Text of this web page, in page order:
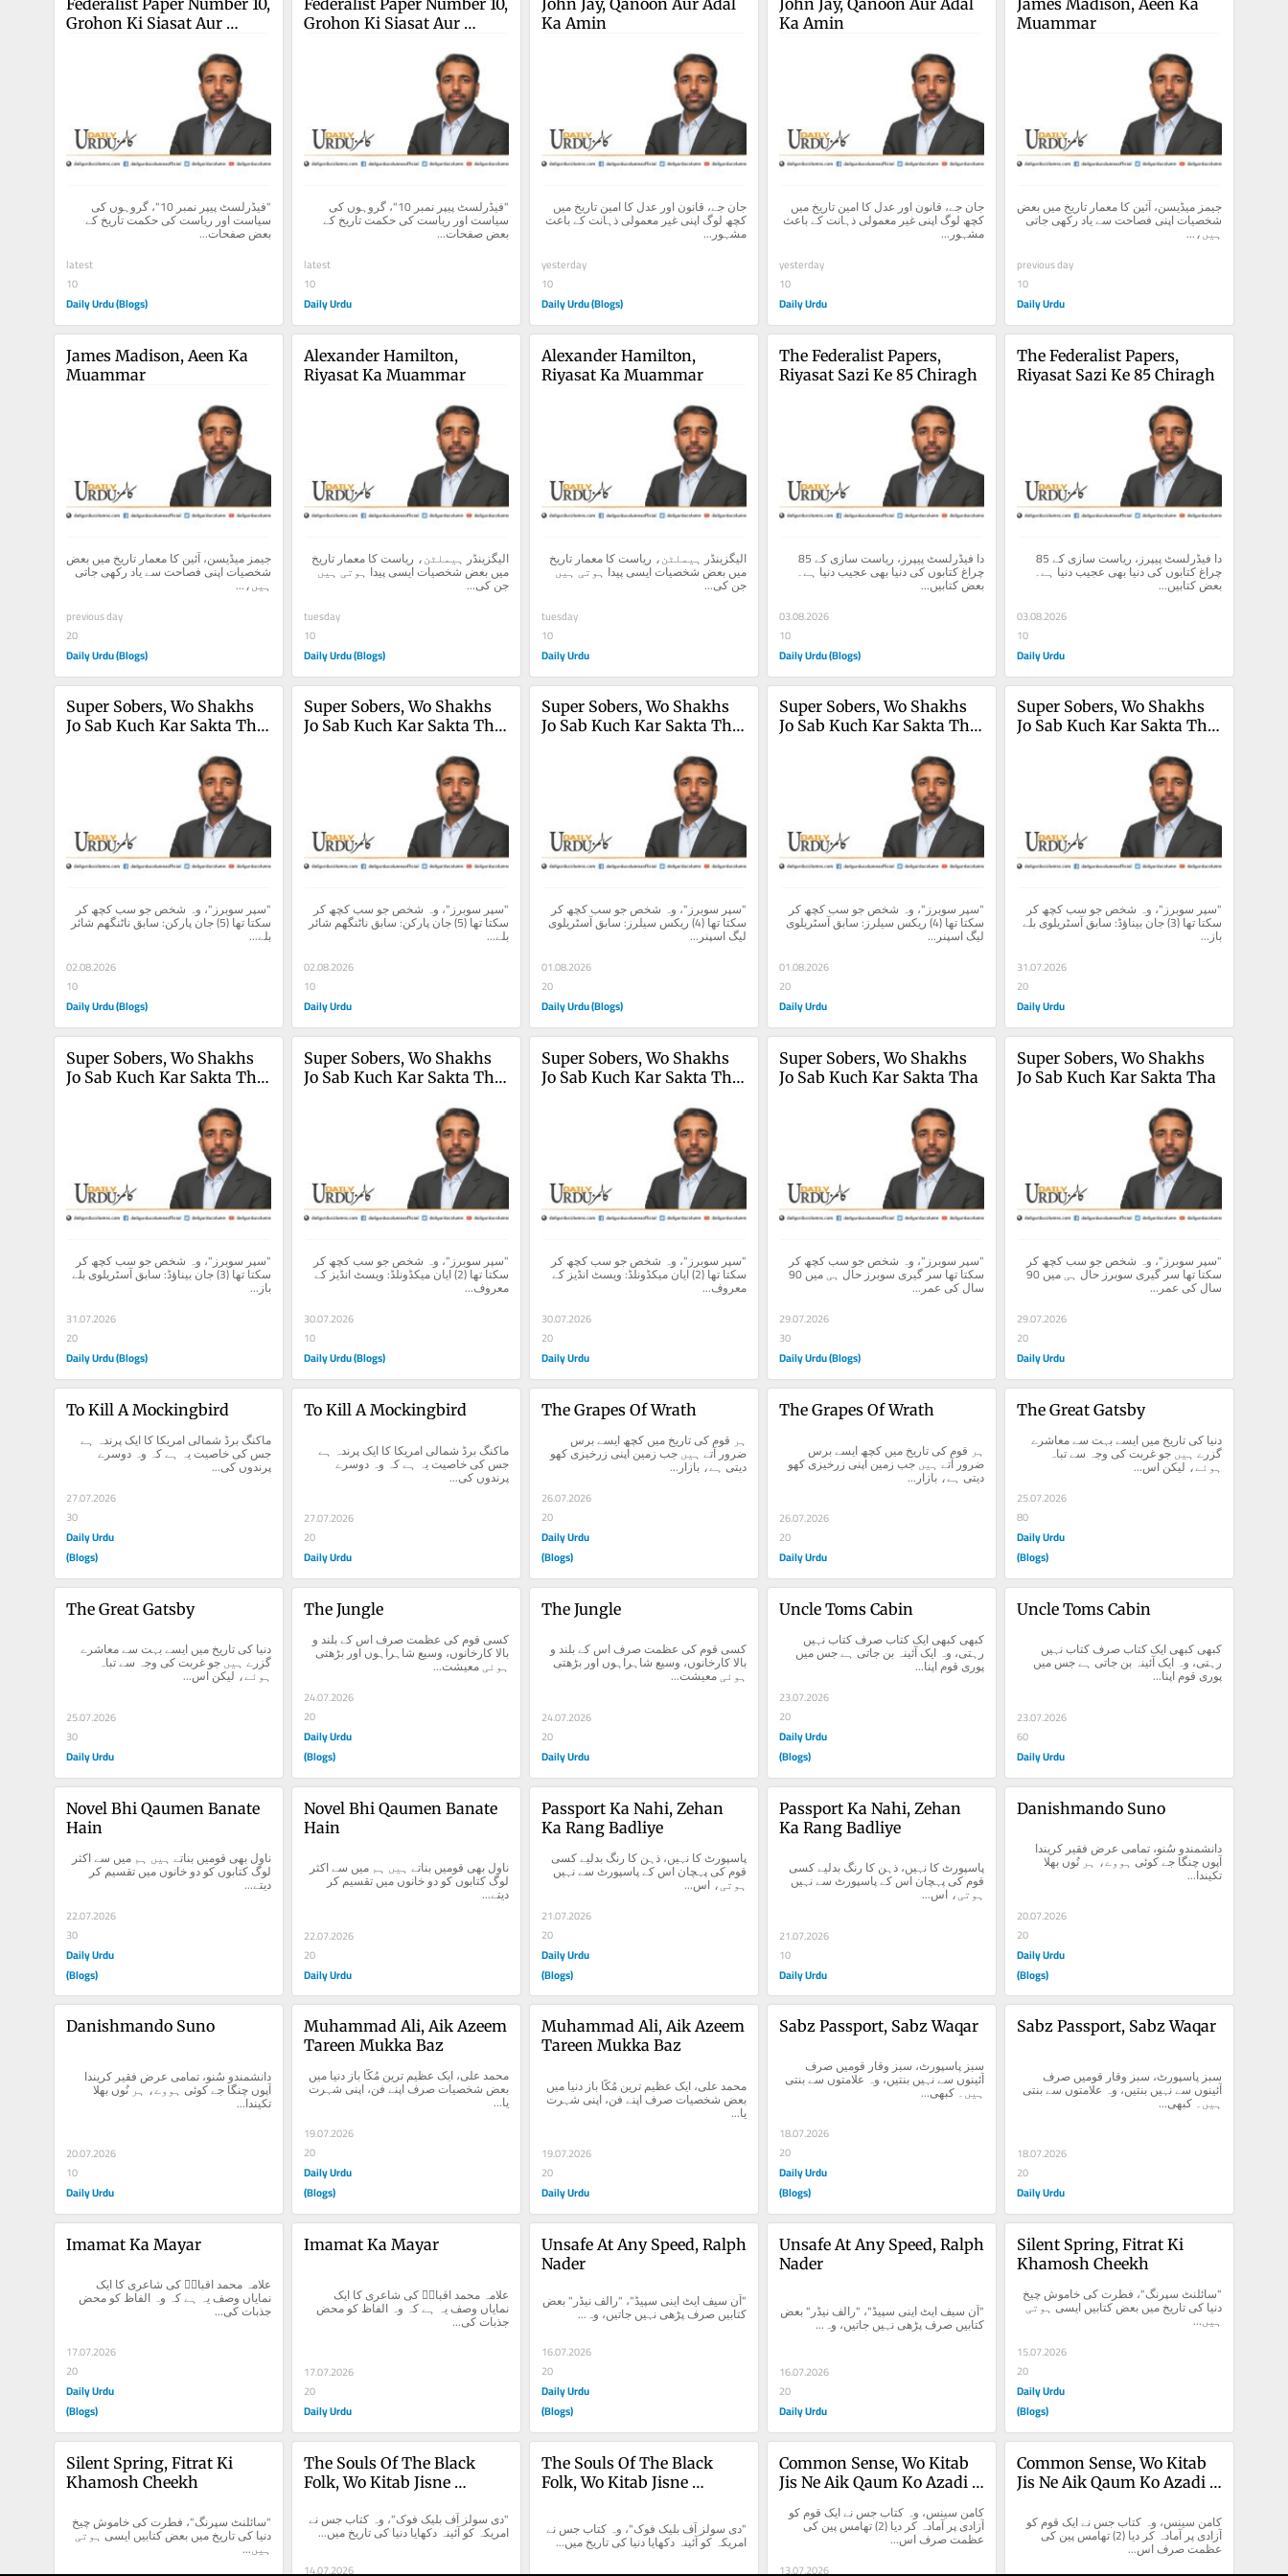
Grohon Ki Siasat Aur
"فیڈرلسٹ پیپر نمبر 10"، گروہوں کی
سیاست اور ریاست کی حکمت تاریخ کے
بعض صفحات...
latest
10
Daily Urdu (Blogs)
Grohon Ki Siasat Aur
"فیڈرلسٹ پیپر نمبر 10"، گروہوں کی
سیاست اور ریاست کی حکمت تاریخ کے
بعض صفحات...
latest
10
Daily Urdu
Ka Amin
کچھ لوگ اپنی غیر معمولی ذہانت کے باعث
مشہور...
yesterday
10
Daily Urdu (Blogs)
Ka Amin
کچھ لوگ اپنی غیر معمولی ذہانت کے باعث
مشہور...
yesterday
10
Daily Urdu
Muammar
جیمز میڈیسن، آئین کا معمار تاریخ میں بعض
شخصیات اپنی فصاحت سے یاد رکھی جاتی
ہیں،...
previous day
10
Daily Urdu
James Madison, Aeen Ka
Muammar
جیمز میڈیسن، آئین کا معمار تاریخ میں بعض
شخصیات اپنی فصاحت سے یاد رکھی جاتی
ہیں،...
previous day
20
Daily Urdu (Blogs)
Alexander Hamilton,
Riyasat Ka Muammar
میں بعض شخصیات ایسی پیدا ہوتی ہیں
جن کی...
tuesday
10
Daily Urdu (Blogs)
Alexander Hamilton,
Riyasat Ka Muammar
میں بعض شخصیات ایسی پیدا ہوتی ہیں
جن کی...
tuesday
10
Daily Urdu
The Federalist Papers,
Riyasat Sazi Ke 85 Chiragh
دا فیڈرلسٹ پیپرز، ریاست سازی کے 85
بعض کتابیں...
03.08.2026
10
Daily Urdu (Blogs)
The Federalist Papers,
Riyasat Sazi Ke 85 Chiragh
دا فیڈرلسٹ پیپرز، ریاست سازی کے 85
بعض کتابیں...
03.08.2026
10
Daily Urdu
Super Sobers, Wo Shakhs
Jo Sab Kuch Kar Sakta Tha
"سپر سوبرز"، وہ شخص جو سب کچھ کر
سکتا تھا (5) جان پارکن: سابق ناٹنگھم شائر
بلے...
02.08.2026
10
Daily Urdu (Blogs)
Super Sobers, Wo Shakhs
Jo Sab Kuch Kar Sakta Tha
"سپر سوبرز"، وہ شخص جو سب کچھ کر
سکتا تھا (5) جان پارکن: سابق ناٹنگھم شائر
بلے...
02.08.2026
10
Daily Urdu
Super Sobers, Wo Shakhs
Jo Sab Kuch Kar Sakta Tha
"سپر سوبرز"، وہ شخص جو سب کچھ کر
سکتا تھا (4) ریکس سیلرز: سابق آسٹریلوی
لیگ اسپنر...
01.08.2026
20
Daily Urdu (Blogs)
Super Sobers, Wo Shakhs
Jo Sab Kuch Kar Sakta Tha
"سپر سوبرز"، وہ شخص جو سب کچھ کر
سکتا تھا (4) ریکس سیلرز: سابق آسٹریلوی
لیگ اسپنر...
01.08.2026
20
Daily Urdu
Super Sobers, Wo Shakhs
Jo Sab Kuch Kar Sakta Tha
"سپر سوبرز"، وہ شخص جو سب کچھ کر
سکتا تھا (3) جان بیناؤڈ: سابق آسٹریلوی بلے
باز...
31.07.2026
20
Daily Urdu
Super Sobers, Wo Shakhs
Jo Sab Kuch Kar Sakta Tha
"سپر سوبرز"، وہ شخص جو سب کچھ کر
سکتا تھا (3) جان بیناؤڈ: سابق آسٹریلوی بلے
باز...
31.07.2026
20
Daily Urdu (Blogs)
Super Sobers, Wo Shakhs
Jo Sab Kuch Kar Sakta Tha
"سپر سوبرز"، وہ شخص جو سب کچھ کر
سکتا تھا (2) ایان میکڈونلڈ: ویسٹ انڈیز کے
معروف...
30.07.2026
10
Daily Urdu (Blogs)
Super Sobers, Wo Shakhs
Jo Sab Kuch Kar Sakta Tha
"سپر سوبرز"، وہ شخص جو سب کچھ کر
سکتا تھا (2) ایان میکڈونلڈ: ویسٹ انڈیز کے
معروف...
30.07.2026
20
Daily Urdu
Super Sobers, Wo Shakhs
Jo Sab Kuch Kar Sakta Tha
"سپر سوبرز"، وہ شخص جو سب کچھ کر
سکتا تھا سر گیری سوبرز حال ہی میں 90
سال کی عمر...
29.07.2026
30
Daily Urdu (Blogs)
Super Sobers, Wo Shakhs
Jo Sab Kuch Kar Sakta Tha
"سپر سوبرز"، وہ شخص جو سب کچھ کر
سکتا تھا سر گیری سوبرز حال ہی میں 90
سال کی عمر...
29.07.2026
20
Daily Urdu
To Kill A Mockingbird
ماکنگ برڈ شمالی امریکا کا ایک پرندہ ہے
جس کی خاصیت یہ ہے کہ وہ دوسرے
پرندوں کی...
27.07.2026
30
Daily Urdu
(Blogs)
To Kill A Mockingbird
ماکنگ برڈ شمالی امریکا کا ایک پرندہ ہے
جس کی خاصیت یہ ہے کہ وہ دوسرے
پرندوں کی...
27.07.2026
20
Daily Urdu
The Grapes Of Wrath
ہر قوم کی تاریخ میں کچھ ایسے برس
ضرور آتے ہیں جب زمین اپنی زرخیزی کھو
دیتی ہے، بازار...
26.07.2026
20
Daily Urdu
(Blogs)
The Grapes Of Wrath
ہر قوم کی تاریخ میں کچھ ایسے برس
دیتی ہے، بازار...
26.07.2026
20
Daily Urdu
The Great Gatsby
دنیا کی تاریخ میں ایسے بہت سے معاشرے
ہوئے، لیکن اس...
25.07.2026
80
Daily Urdu
(Blogs)
The Great Gatsby
دنیا کی تاریخ میں ایسے بہت سے معاشرے
ہوئے، لیکن اس...
25.07.2026
30
Daily Urdu
The Jungle
کسی قوم کی عظمت صرف اس کے بلند و
بالا کارخانوں، وسیع شاہراہوں اور بڑھتی
ہوئی معیشت...
24.07.2026
20
Daily Urdu
(Blogs)
The Jungle
کسی قوم کی عظمت صرف اس کے بلند و
بالا کارخانوں، وسیع شاہراہوں اور بڑھتی
ہوئی معیشت...
24.07.2026
20
Daily Urdu
Uncle Toms Cabin
پوری قوم اپنا...
23.07.2026
20
Daily Urdu
(Blogs)
Uncle Toms Cabin
پوری قوم اپنا...
23.07.2026
60
Daily Urdu
Novel Bhi Qaumen Banate
Hain
دیتے...
22.07.2026
30
Daily Urdu
(Blogs)
Novel Bhi Qaumen Banate
Hain
ناول بھی قومیں بناتے ہیں ہم میں سے اکثر
لوگ کتابوں کو دو خانوں میں تقسیم کر
دیتے...
22.07.2026
20
Daily Urdu
Passport Ka Nahi, Zehan
Ka Rang Badliye
پاسپورٹ کا نہیں، ذہن کا رنگ بدلیے کسی
قوم کی پہچان اس کے پاسپورٹ سے نہیں
ہوتی، اس...
21.07.2026
20
Daily Urdu
(Blogs)
Passport Ka Nahi, Zehan
Ka Rang Badliye
پاسپورٹ کا نہیں، ذہن کا رنگ بدلیے کسی
قوم کی پہچان اس کے پاسپورٹ سے نہیں
ہوتی، اس...
21.07.2026
10
Daily Urdu
Danishmando Suno
آپوں چنگا جے کوئی ہووے، ہر نُوں بھلا
تکیندا...
20.07.2026
20
Daily Urdu
(Blogs)
Danishmando Suno
آپوں چنگا جے کوئی ہووے، ہر نُوں بھلا
تکیندا...
20.07.2026
10
Daily Urdu
Muhammad Ali, Aik Azeem
Tareen Mukka Baz
بعض شخصیات صرف اپنے فن، اپنی شہرت
یا...
19.07.2026
20
Daily Urdu
(Blogs)
Muhammad Ali, Aik Azeem
Tareen Mukka Baz
بعض شخصیات صرف اپنے فن، اپنی شہرت
یا...
19.07.2026
20
Daily Urdu
Sabz Passport, Sabz Waqar
سبز پاسپورٹ، سبز وقار قومیں صرف
آئینوں سے نہیں بنتیں، وہ علامتوں سے بنتی
ہیں۔ کبھی...
18.07.2026
20
Daily Urdu
(Blogs)
Sabz Passport, Sabz Waqar
سبز پاسپورٹ، سبز وقار قومیں صرف
آئینوں سے نہیں بنتیں، وہ علامتوں سے بنتی
ہیں۔ کبھی...
18.07.2026
20
Daily Urdu
Imamat Ka Mayar
علامہ محمد اقبالؒ کی شاعری کا ایک
نمایاں وصف یہ ہے کہ وہ الفاظ کو محض
جذبات کی...
17.07.2026
20
Daily Urdu
(Blogs)
Imamat Ka Mayar
علامہ محمد اقبالؒ کی شاعری کا ایک
نمایاں وصف یہ ہے کہ وہ الفاظ کو محض
جذبات کی...
17.07.2026
20
Daily Urdu
Unsafe At Any Speed, Ralph
Nader
"اَن سیف ایٹ اینی سپیڈ"، "رالف نیڈر" بعض
کتابیں صرف پڑھی نہیں جاتیں، وہ...
16.07.2026
20
Daily Urdu
(Blogs)
Unsafe At Any Speed, Ralph
Nader
"اَن سیف ایٹ اینی سپیڈ"، "رالف نیڈر" بعض
کتابیں صرف پڑھی نہیں جاتیں، وہ...
16.07.2026
20
Daily Urdu
Silent Spring, Fitrat Ki
Khamosh Cheekh
دنیا کی تاریخ میں بعض کتابیں ایسی ہوتی
ہیں...
15.07.2026
20
Daily Urdu
(Blogs)
Silent Spring, Fitrat Ki
Khamosh Cheekh
دنیا کی تاریخ میں بعض کتابیں ایسی ہوتی
ہیں...
The Souls Of The Black
Folk, Wo Kitab Jisne
"دی سولز آف بلیک فوک"، وہ کتاب جس نے
امریکہ کو آئینہ دکھایا دنیا کی تاریخ میں...
14.07.2026
The Souls Of The Black
Folk, Wo Kitab Jisne
"دی سولز آف بلیک فوک"، وہ کتاب جس نے
امریکہ کو آئینہ دکھایا دنیا کی تاریخ میں...
Common Sense, Wo Kitab
Jis Ne Aik Qaum Ko Azadi
کامن سینس، وہ کتاب جس نے ایک قوم کو
آزادی پر آمادہ کر دیا (2) تھامس پین کی
عظمت صرف اس...
13.07.2026
Common Sense, Wo Kitab
Jis Ne Aik Qaum Ko Azadi
کامن سینس، وہ کتاب جس نے ایک قوم کو
آزادی پر آمادہ کر دیا (2) تھامس پین کی
عظمت صرف اس...